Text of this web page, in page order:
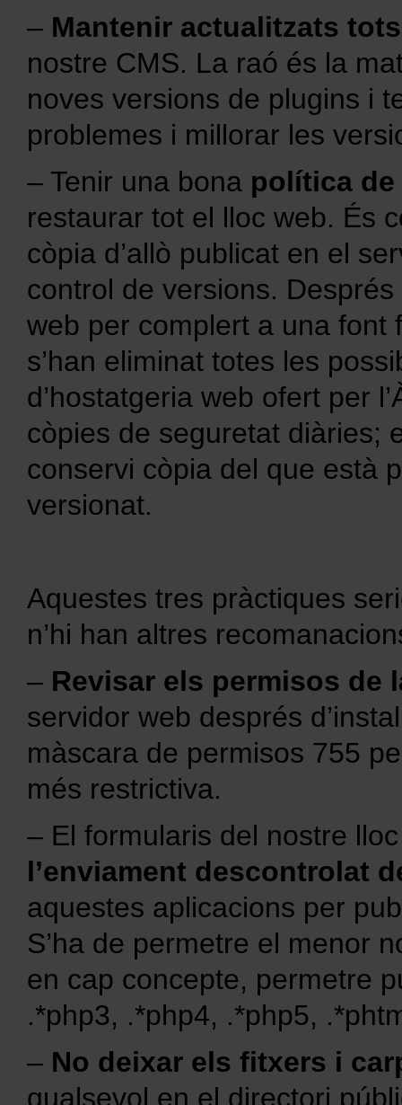
– Mantenir actualitzats
nostre CMS. La raó és la
noves versions de plugins i
problemes i millorar les
– Tenir una bona política
restaurar tot el lloc web. És
còpia d’allò publicat en el
control de versions.
web per complert a una font
s’han eliminat totes les
d’hostatgeria web ofert per
còpies de seguretat diàries;
conservi còpia del que està
versionat.
Aquestes tres pràctiques
n’hi han altres
– Revisar els permisos de
servidor web després
màscara de permisos 755
més restrictiva.
– El formularis del nostre
l’enviament descontrolat
aquestes aplicacions per
S’ha de permetre el menor
en cap concepte, permetre
.*php3, .*php4, .*php5,
– No deixar els fitxers i
qualsevol en el directori